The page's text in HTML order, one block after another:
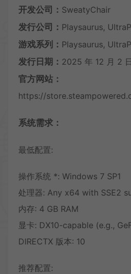
开发公司： SweatyChair
发行公司： Playsaurus,
游戏系列： Playsaurus,
发行日期： 2025 年 12 月 2 日
官方网站：
https://
系统需求：
最低配置:
操作系统 *: Windows 7 SP1
处理器: Any x64 with SSE2
内存: 4 GB RAM
显卡: DX10-capable (e.g.,
DIRECTX 版本: 10
推荐配置: